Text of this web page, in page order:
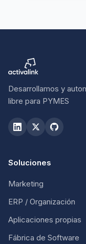
Desarrollamos y
libre para PYMES
Soluciones
Marketing
ERP / Organización
Aplicaciones propias
Fábrica de Software